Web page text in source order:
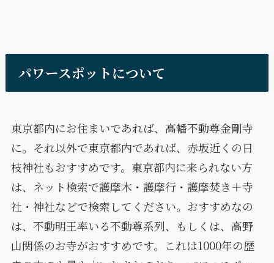
パワースポットについて
東京都内にお住まいであれば、高幡不動尊金剛寺
に。それ以外で東京都内であれば、赤坂近くの日
枝神社もおすすめです。東京都内に来られない方
は、ネット検索で護摩木・護摩行・護摩焚き＋寺
社・神社などで検索してください。おすすめなの
は、不動明王率いる不動尊系列、もしくは、高野
山関係のお寺がおすすめです。これは1000年の歴